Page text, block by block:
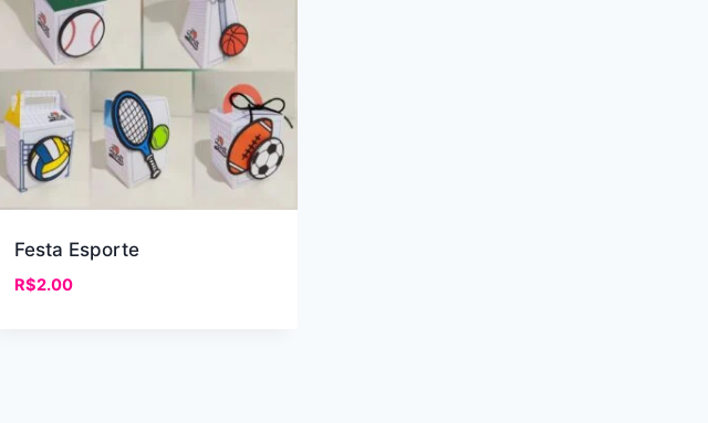
Festa Esporte
R$2.00